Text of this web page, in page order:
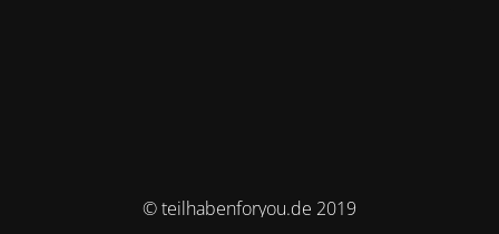
© teilhabenforyou.de 2019